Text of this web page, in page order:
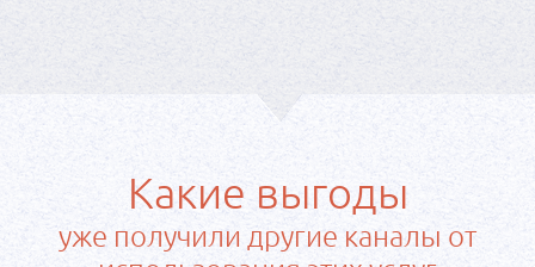
Какие выгоды
уже получили другие каналы от